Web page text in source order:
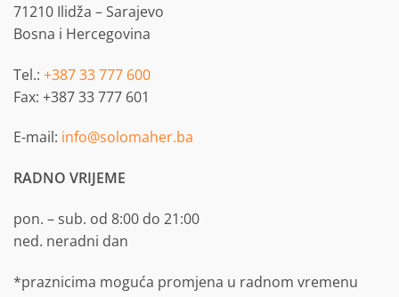
71210 Ilidža – Sarajevo
Bosna i Hercegovina
Tel.: +387 33 777 600
Fax: +387 33 777 601
E-mail: info@solomaher.ba
RADNO VRIJEME
pon. – sub. od 8:00 do 21:00
ned. neradni dan
*praznicima moguća promjena u radnom vremenu